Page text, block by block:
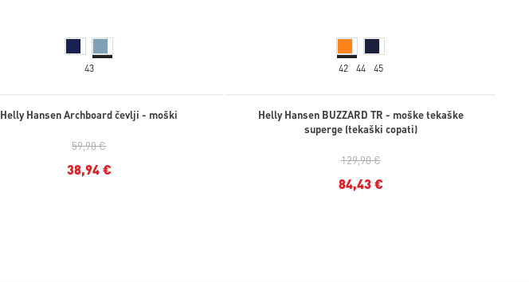
43
Helly Hansen Archboard čevlji - moški
59,90 €
38,94 €
42 44 45
Helly Hansen BUZZARD TR - moške tekaške
superge (tekaški copati)
129,90 €
84,43 €